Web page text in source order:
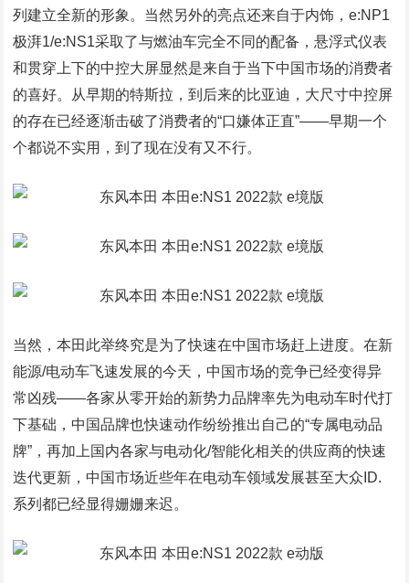
列建立全新的形象。当然另外的亮点还来自于内饰，e:NP1
极湃1/e:NS1采取了与燃油车完全不同的配备，悬浮式仪表
和贯穿上下的中控大屏显然是来自于当下中国市场的消费者
的喜好。从早期的特斯拉，到后来的比亚迪，大尺寸中控屏
的存在已经逐渐击破了消费者的“口嫌体正直”――早期一个
个都说不实用，到了现在没有又不行。
当然，本田此举终究是为了快速在中国市场赶上进度。在新
能源/电动车飞速发展的今天，中国市场的竞争已经变得异
常凶残――各家从零开始的新势力品牌率先为电动车时代打
下基础，中国品牌也快速动作纷纷推出自己的“专属电动品
牌”，再加上国内各家与电动化/智能化相关的供应商的快速
迭代更新，中国市场近些年在电动车领域发展甚至大众ID.
系列都已经显得姗姗来迟。